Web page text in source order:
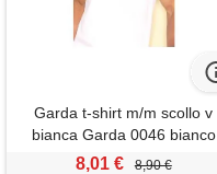
Garda t-shirt m/m scollo v
bianca Garda 0046 bianco
8,01 € 8,90 €